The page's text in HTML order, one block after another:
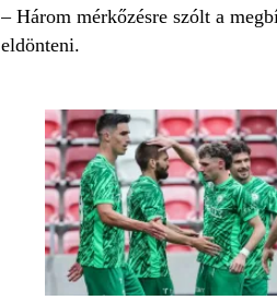
– Három mérkőzésre szólt a
eldönteni.